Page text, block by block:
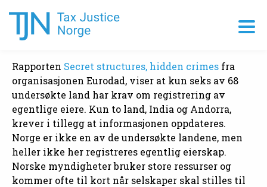
Rapporten Secret structures, hidden crimes fra
organisasjonen Eurodad, viser at kun seks av 68
undersøkte land har krav om registrering av
egentlige eiere. Kun to land, India og Andorra,
krever i tillegg at informasjonen oppdateres.
Norge er ikke en av de undersøkte landene, men
heller ikke her registreres egentlig eierskap.
Norske myndigheter bruker store ressurser og
kommer ofte til kort når selskaper skal stilles til